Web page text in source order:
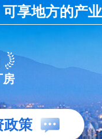
享地方的产
房
政策